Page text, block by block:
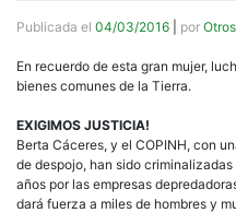
Publicada el 04/03/2016 por
En recuerdo de esta gran mujer,
bienes comunes de la Tierra.
EXIGIMOS JUSTICIA!
Berta Cáceres, y el COPINH, con
de despojo, han sido
años por las empresas
dará fuerza a miles de hombres y